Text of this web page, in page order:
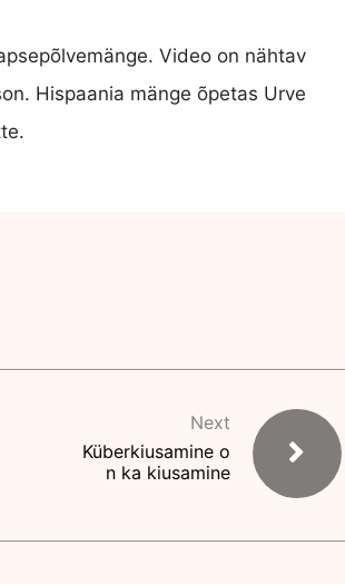
Video on nähtav
Hispaania mänge õpetas Urve
Next
Küberkiusamine o
n ka kiusamine